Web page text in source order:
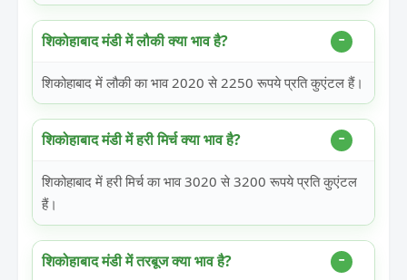
शिकोहाबाद मंडी में लौकी क्या भाव है?
शिकोहाबाद में लौकी का भाव 2020 से 2250 रूपये प्रति कुएंटल हैं।
शिकोहाबाद मंडी में हरी मिर्च क्या भाव है?
शिकोहाबाद में हरी मिर्च का भाव 3020 से 3200 रूपये प्रति कुएंटल
हैं।
शिकोहाबाद मंडी में तरबूज क्या भाव है?